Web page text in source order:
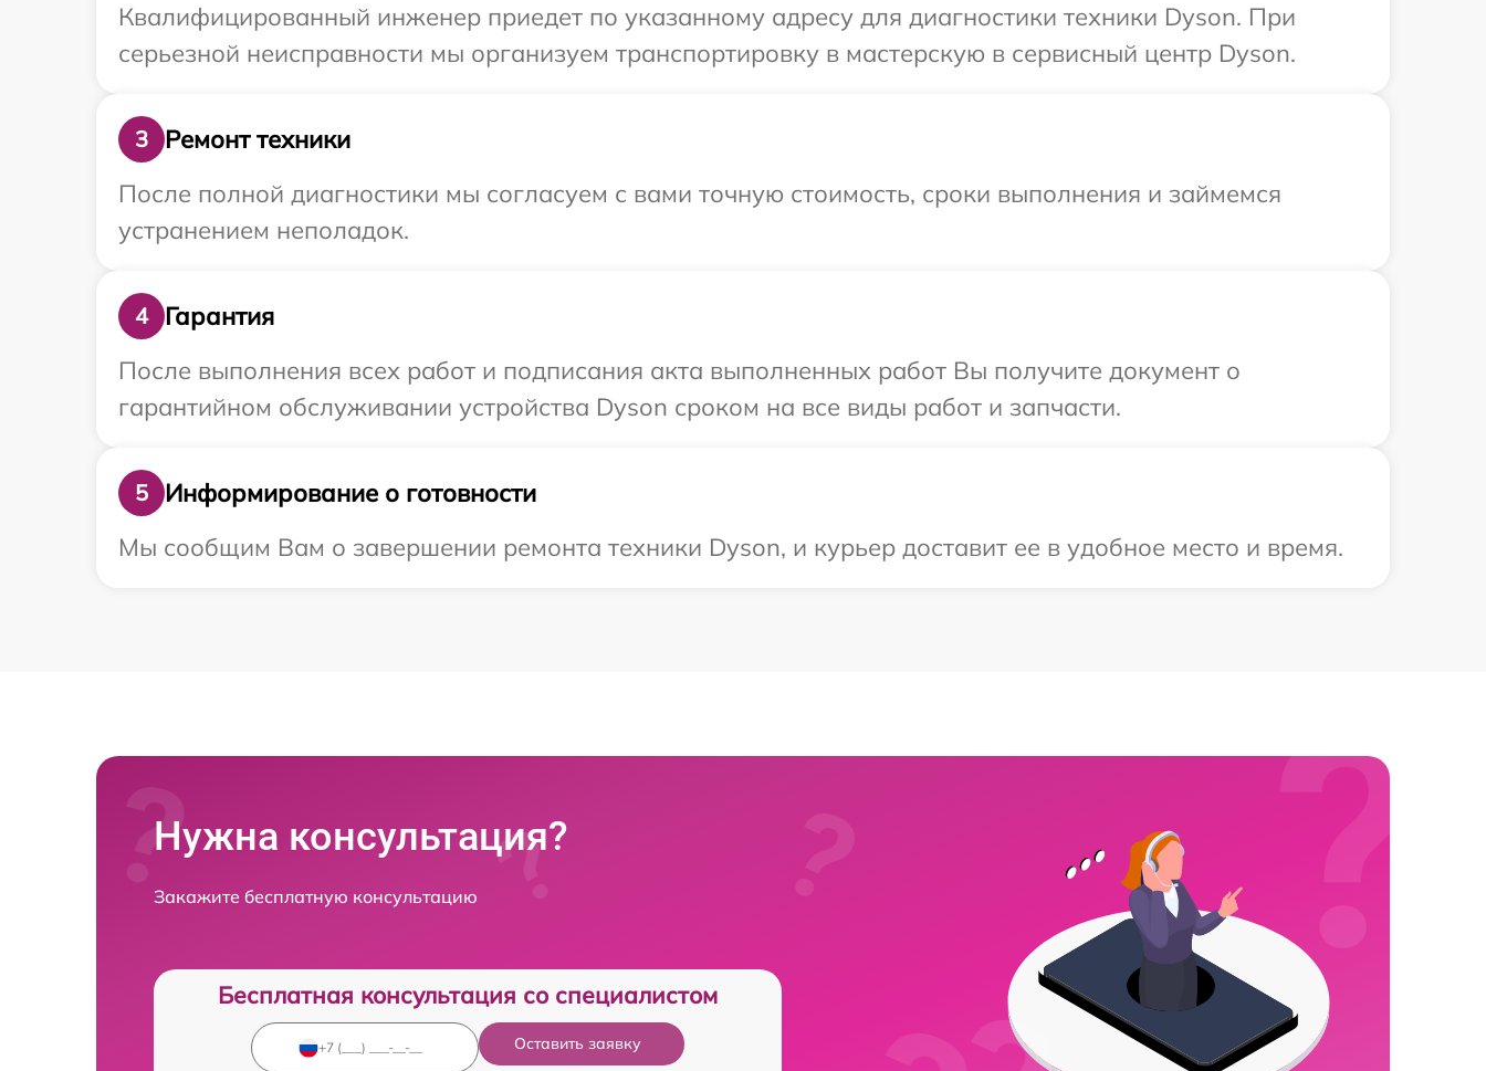
Квалифицированный инженер приедет по указанному адресу для диагностики техники Dyson. При
серьезной неисправности мы организуем транспортировку в мастерскую в сервисный центр Dyson.
3
Ремонт техники
После полной диагностики мы согласуем с вами точную стоимость, сроки выполнения и займемся
устранением неполадок.
4
Гарантия
После выполнения всех работ и подписания акта выполненных работ Вы получите документ о
гарантийном обслуживании устройства Dyson сроком на все виды работ и запчасти.
5
Информирование о готовности
Мы сообщим Вам о завершении ремонта техники Dyson, и курьер доставит ее в удобное место и время.
Нужна консультация?
Закажите бесплатную консультацию
Бесплатная консультация со специалистом
Оставить заявку